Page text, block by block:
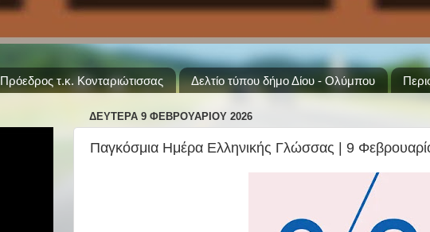
Πρόεδρος τ.κ. Κονταριώτισσας Δελτίο τύπου δήμο Δίου - Ολύμπου
ΔΕΥΤΈΡΑ 9 ΦΕΒΡΟΥΑΡΊΟΥ 2026
Παγκόσμια Ημέρα Ελληνικής Γλώσσας | 9